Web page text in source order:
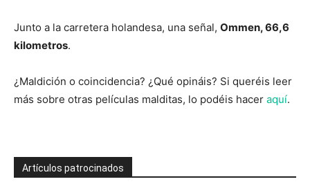
Junto a la carretera holandesa, una señal, Ommen, 66,6
kilometros.
¿Maldición o coincidencia? ¿Qué opináis? Si queréis leer
más sobre otras películas malditas, lo podéis hacer aquí.
Artículos patrocinados